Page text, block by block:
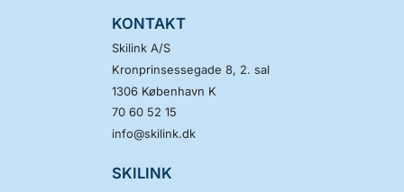
KONTAKT
Skilink A/S
Kronprinsessegade 8, 2. sal
1306 København K
70 60 52 15
info@skilink.dk
SKILINK